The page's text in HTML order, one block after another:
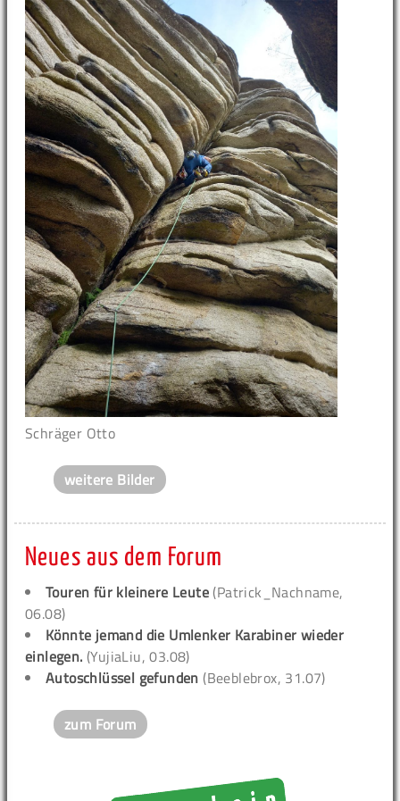
Schräger Otto
weitere Bilder
Neues aus dem Forum
Touren für kleinere Leute (Patrick_Nachname,
06.08)
Könnte jemand die Umlenker Karabiner wieder
einlegen. (YujiaLiu, 03.08)
Autoschlüssel gefunden (Beeblebrox, 31.07)
zum Forum